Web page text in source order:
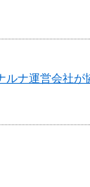
ナ運営会社が